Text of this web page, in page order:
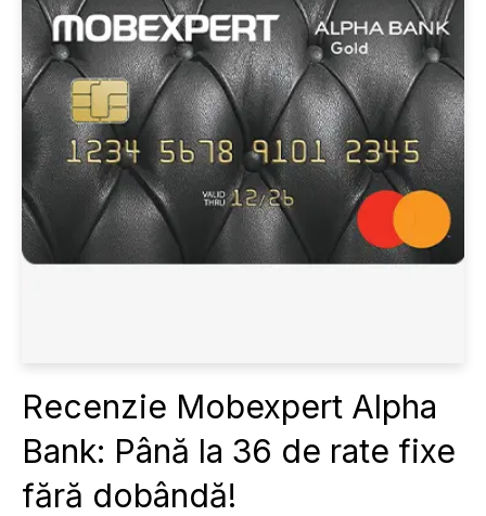
Recenzie Mobexpert Alpha
Bank: Până la 36 de rate fixe
fără dobândă!